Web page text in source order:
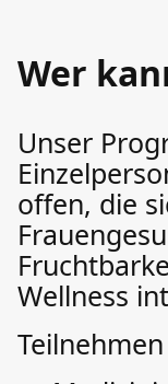
Wer
Unser
offen, die
Wellness